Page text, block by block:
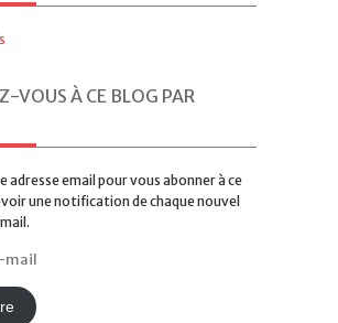
VOUS À CE BLOG PAR
adresse email pour vous abonner à ce
une notification de chaque nouvel